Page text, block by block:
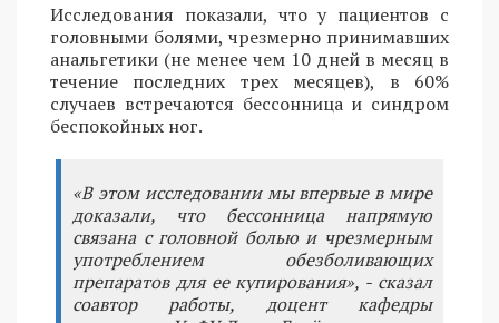
Исследования показали, что у пациентов с
головными болями, чрезмерно принимавших
анальгетики (не менее чем 10 дней в месяц в
течение последних трех месяцев), в 60%
случаев встречаются бессонница и синдром
беспокойных ног.
«В этом исследовании мы впервые в мире
доказали, что бессонница напрямую
связана с головной болью и чрезмерным
употреблением обезболивающих
препаратов для ее купирования», - сказал
соавтор работы, доцент кафедры